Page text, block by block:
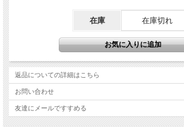
在庫 在庫切れ
返品についての詳細はこちら
お問い合わせ
友達にメールですすめる